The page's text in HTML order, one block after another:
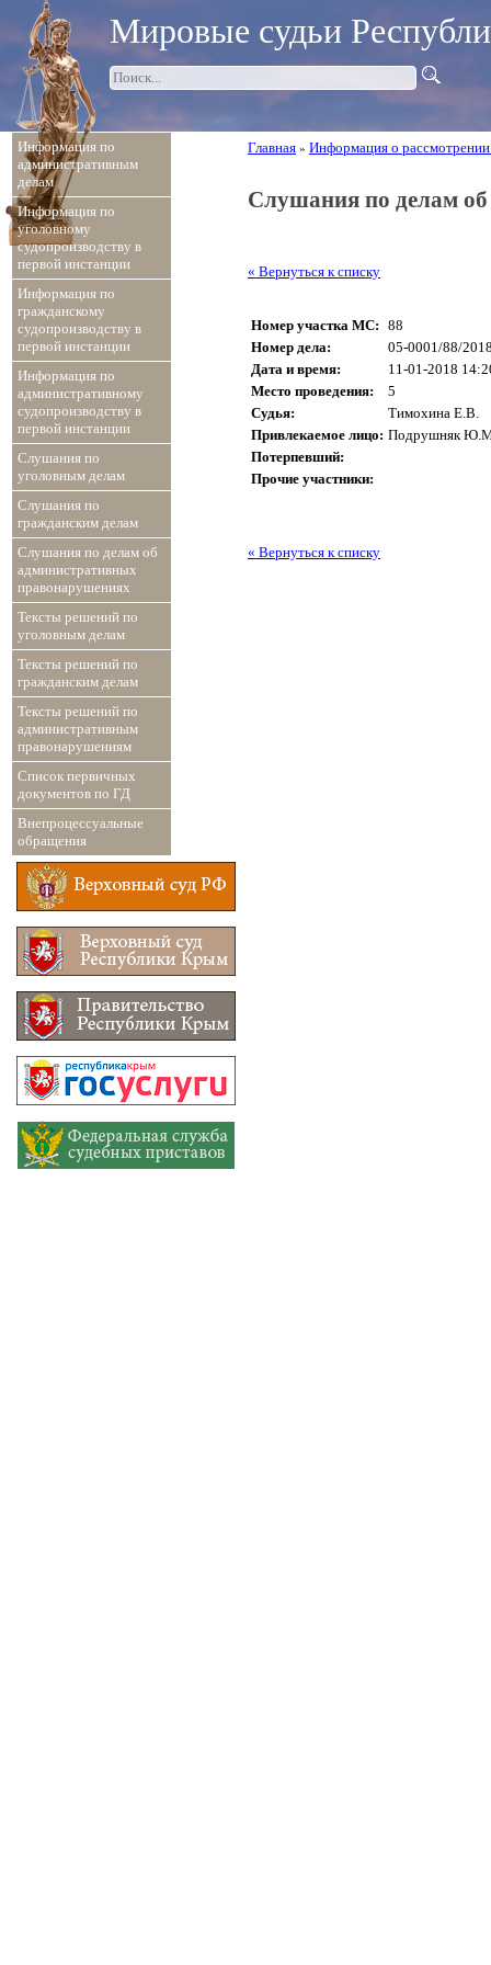
Информация по
административным
делам
Информация по
уголовному
судопроизводству в
первой инстанции
Информация по
гражданскому
судопроизводству в
первой инстанции
Информация по
административному
судопроизводству в
первой инстанции
Слушания по
уголовным делам
Слушания по
гражданским делам
Слушания по делам об
административных
правонарушениях
Тексты решений по
уголовным делам
Тексты решений по
гражданским делам
Тексты решений по
административным
правонарушениям
Список первичных
документов по ГД
Внепроцессуальные
обращения
Мировые судьи
Главная » Информация о рассмотрении
Слушания по делам
« Вернуться к списку
Номер участка МС: 88
Номер дела:
05-0001/88/
Дата и время:
11-01-2018
Место проведения:
5
Судья:
Тимохина Е.В.
Привлекаемое лицо: Подрушняк
Потерпевший:
Прочие участники:
« Вернуться к списку